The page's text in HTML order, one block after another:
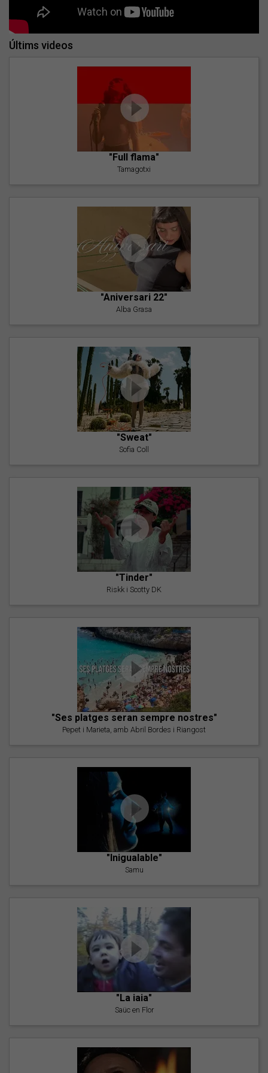
Últims videos
"Full flama"
Tamagotxi
"Aniversari 22"
Alba Grasa
"Sweat"
Sofia Coll
"Tinder"
Riskk i Scotty DK
"Ses platges seran sempre nostres"
Pepet i Marieta, amb Abril Bordes i Riangost
"Inigualable"
Samu
"La iaia"
Saüc en Flor